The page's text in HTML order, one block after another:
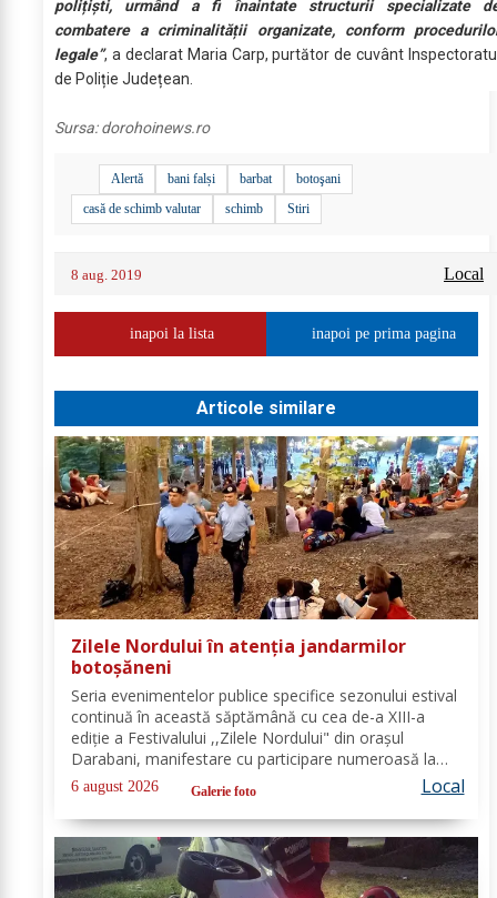
polițiști, urmând a fi înaintate structurii specializate
combatere a criminalității organizate, conform
legale”, a declarat Maria Carp, purtător de cuvânt
de Poliție Județean.
Sursa:dorohoinews.ro
Alertă bani falși barbat
botoşani
casă de schimb valutar
schimb Stiri
8 aug. 2019 Local
inapoi la lista inapoi pe prima pagina
Articole similare
Zilele Nordului în atenția jandarmilor
botoșăneni
Seria evenimentelor publice specifice sezonului estival
continuă în această săptămână cu cea de-a XIII-a
ediție a Festivalului ,,Zilele Nordului" din orașul
Darabani, manifestare cu participare numeroasă la
care Inspectoratul de Jandarmi Județean Botoșani, în
cooperare cu partenerii instituționali,...
6 august 2026 Galerie foto Local